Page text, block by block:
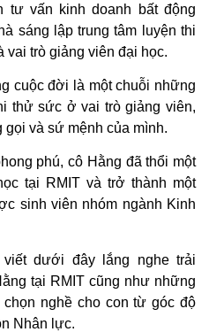
tư vấn kinh doanh bất động
sáng lập trung tâm luyện thi
vai trò giảng viên đại học.
cuộc đời là một chuỗi những
thử sức ở vai trò giảng viên,
và sứ mệnh của mình.
phú, cô Hằng đã thổi một
tại RMIT và trở thành một
sinh viên nhóm ngành Kinh
dưới đây lắng nghe trải
tại RMIT cũng như những
nghề cho con từ góc độ
Nhân lực.